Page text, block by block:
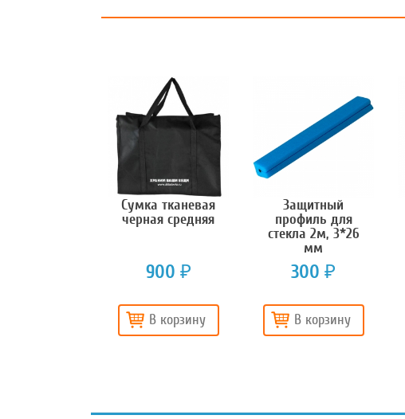
Сумка тканевая
черная средняя
900 ₽
В корзину
Защитный
профиль для
стекла 2м, 3*26
мм
300 ₽
В корзину